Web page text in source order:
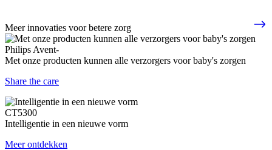
Meer innovaties voor betere zorg
Philips Avent-
Met onze producten kunnen alle verzorgers voor baby's zorgen
Share the care
CT5300
Intelligentie in een nieuwe vorm
Meer ontdekken